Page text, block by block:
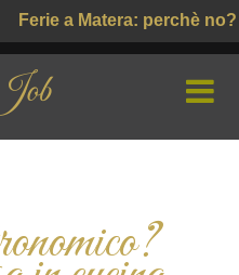
Ferie a Matera: perchè no?